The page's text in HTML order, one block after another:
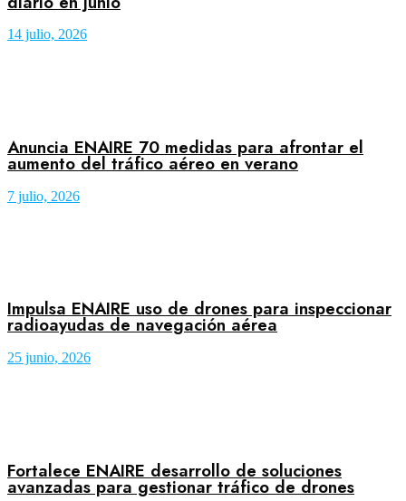
14 julio, 2026
Anuncia ENAIRE 70 medidas para afrontar el
aumento del tráfico aéreo en verano
7 julio, 2026
Impulsa ENAIRE uso de drones para inspeccionar
radioayudas de navegación aérea
25 junio, 2026
Fortalece ENAIRE desarrollo de soluciones
avanzadas para gestionar tráfico de drones